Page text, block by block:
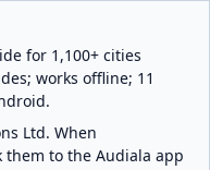
for 1,100+ cities
works offline; 11
Ltd. When
to the Audiala app